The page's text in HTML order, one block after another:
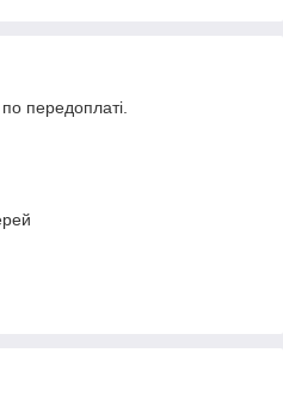
передоплаті.